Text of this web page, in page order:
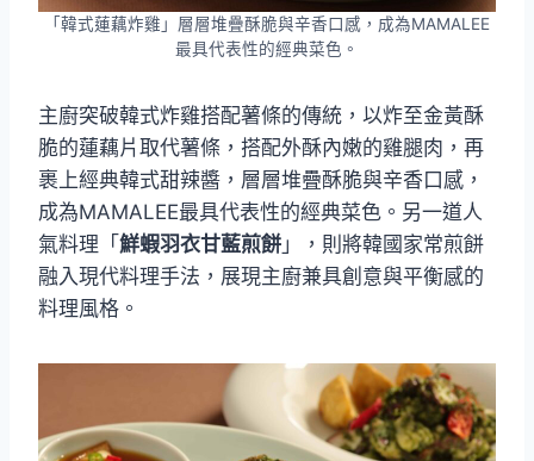
「韓式蓮藕炸雞」層層堆疊酥脆與辛香口感，成為MAMALEE
最具代表性的經典菜色。
主廚突破韓式炸雞搭配薯條的傳統，以炸至金黃酥
脆的蓮藕片取代薯條，搭配外酥內嫩的雞腿肉，再
裹上經典韓式甜辣醬，層層堆疊酥脆與辛香口感，
成為MAMALEE最具代表性的經典菜色。另一道人
氣料理「 鮮蝦羽衣甘藍煎餅 」，則將韓國家常煎餅
融入現代料理手法，展現主廚兼具創意與平衡感的
料理風格。